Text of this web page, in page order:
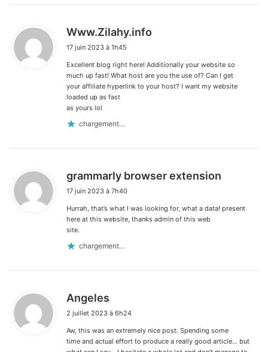
Www.Zilahy.info
:
17 juin 2023 à 1h45
Excellent blog right here! Additionally your website so
much up fast! What host are you the use of? Can I get
your affiliate hyperlink to your host? I want my website
loaded up as fast
as yours lol
chargement…
grammarly browser extension
17 juin 2023 à 7h40
Hurrah, that’s what I was looking for, what a data! present
here at this website, thanks admin of this web
site.
chargement…
Angeles
t
:
2 juillet 2023 à 6h24
Aw, this was an extremely nice post. Spending some
time and actual effort to produce a really good article… but